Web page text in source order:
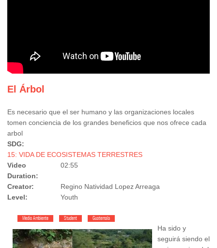
El Árbol
Es necesario que el ser humano y las organizaciones locales
tomen conciencia de los grandes beneficios que nos ofrece cada
arbol
SDG:
15: VIDA DE ECOSISTEMAS TERRESTRES
Video
Duration:
02:55
Creator:
Regino Natividad Lopez Arreaga
Level:
Youth
Medio Ambiente Student Guatemala
Ha sido y
seguirá siendo el